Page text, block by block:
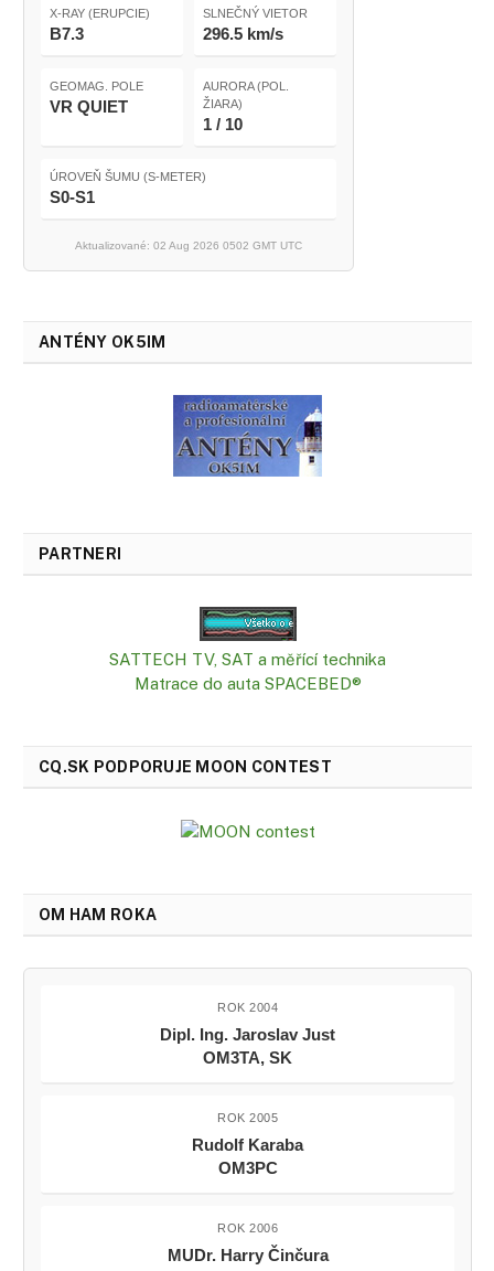
X-RAY (ERUPCIE)
B7.3
SLNEČNÝ VIETOR
296.5 km/s
GEOMAG. POLE
VR QUIET
AURORA (POL.
ŽIARA)
1 / 10
ÚROVEŇ ŠUMU (S-METER)
S0-S1
Aktualizované: 02 Aug 2026 0502 GMT UTC
ANTÉNY OK5IM
PARTNERI
SATTECH TV, SAT a měřící technika
Matrace do auta SPACEBED®
CQ.SK PODPORUJE MOON CONTEST
OM HAM ROKA
ROK 2004
Dipl. Ing. Jaroslav Just
OM3TA, SK
ROK 2005
Rudolf Karaba
OM3PC
ROK 2006
MUDr. Harry Činčura